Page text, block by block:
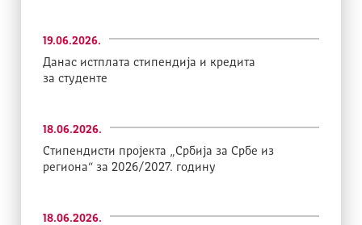
Данас истплата стипендија и кредита
за студенте
19.06.2026.
Стипендисти пројекта „Србија за Србе из
региона“ за 2026/2027. годину
18.06.2026.
18.06.2026.